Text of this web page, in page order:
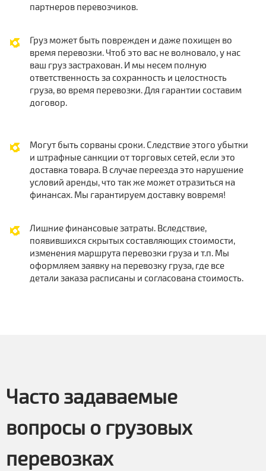
партнеров перевозчиков.
Груз может быть поврежден и даже похищен во
время перевозки. Чтоб это вас не волновало, у нас
ваш груз застрахован. И мы несем полную
ответственность за сохранность и целостность
груза, во время перевозки. Для гарантии составим
договор.
Могут быть сорваны сроки. Следствие этого убытки
и штрафные санкции от торговых сетей, если это
доставка товара. В случае переезда это нарушение
условий аренды, что так же может отразиться на
финансах. Мы гарантируем доставку вовремя!
Лишние финансовые затраты. Вследствие,
появившихся скрытых составляющих стоимости,
изменения маршрута перевозки груза и т.п. Мы
оформляем заявку на перевозку груза, где все
детали заказа расписаны и согласована стоимость.
Часто задаваемые
вопросы о грузовых
перевозках